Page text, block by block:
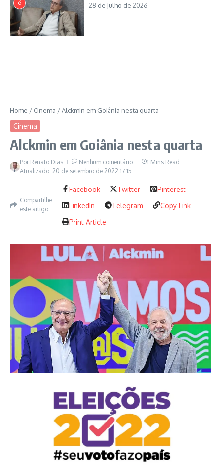
6 28 de julho de 2026
Home / Cinema /Alckmin em Goiânia nesta quarta
Cinema
Alckmin em Goiânia nesta quarta
Por Renato Dias Nenhum comentário
1 Mins Read
Atualizado: 20 de setembro de 2022 17:15
Compartilhe
este artigo
Facebook Twitter
Pinterest
LinkedIn
Telegram
Copy Link
Print Article